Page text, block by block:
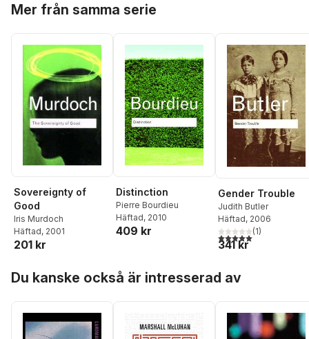
Mer från samma serie
Sovereignty of
Good
Iris Murdoch
Häftad, 2001
201 kr
Distinction
Pierre Bourdieu
Häftad, 2010
409 kr
Gender Trouble
Judith Butler
Häftad, 2006
5,0utav 5 stjärnor.
(1)
341 kr
Du kanske också är intresserad av